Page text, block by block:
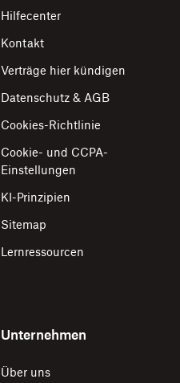
Hilfecenter
Kontakt
Verträge hier kündigen
Datenschutz & AGB
Cookies-Richtlinie
Cookie- und CCPA-
Einstellungen
KI-Prinzipien
Sitemap
Lernressourcen
Unternehmen
Über uns